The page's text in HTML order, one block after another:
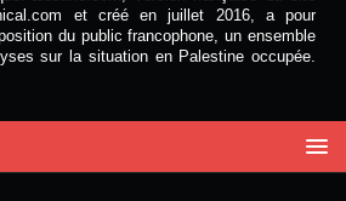
et créé en juillet 2016, a pour
du public francophone, un ensemble
sur la situation en Palestine occupée.